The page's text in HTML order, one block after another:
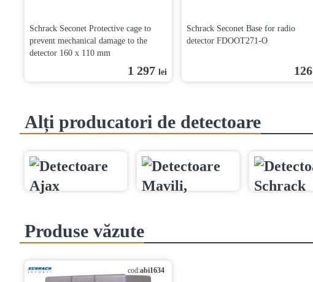
Schrack Seconet Protective cage to
prevent mechanical damage to the
detector 160 x 110 mm
1 297 lei
Schrack Seconet Base for radio
detector FDOOT271-O
126
Alți producatori de detectoare
Produse văzute
cod:abi1634